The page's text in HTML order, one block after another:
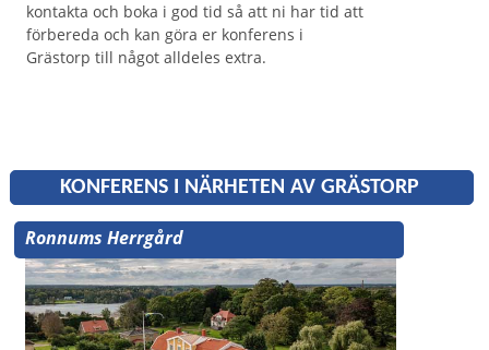
kontakta och boka i god tid så att ni har tid att
förbereda och kan göra er konferens i
Grästorp till något alldeles extra.
KONFERENS I NÄRHETEN AV GRÄSTORP
Ronnums Herrgård